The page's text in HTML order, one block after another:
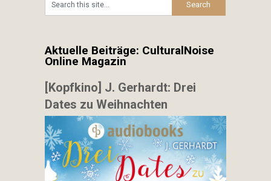
Aktuelle Beiträge: CulturalNoise
Online Magazin
[Kopfkino] J. Gerhardt: Drei
Dates zu Weihnachten